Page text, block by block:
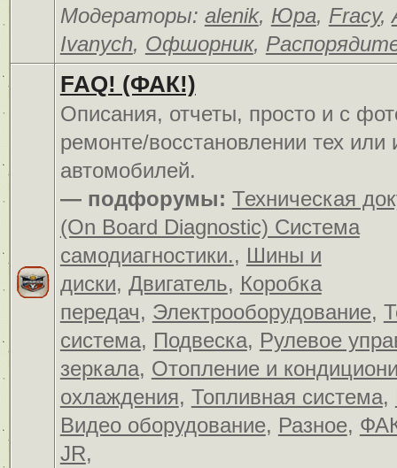
Модераторы: alenik, Юра, Fracy,
Ivanych, Офшорник,
FAQ! (ФАК!)
Описания, отчеты, просто и c
ремонте/восстановлении тех или
автомобилей.
— подфорумы: Техническая
(On Board Diagnostic) Система
самодиагностики., Шины и
диски, Двигатель, Коробка
передач, Электрооборудование,
система, Подвеска, Рулевое
зеркала, Отопление и
охлаждения, Топливная система,
Видео оборудование, Разное,
JR,